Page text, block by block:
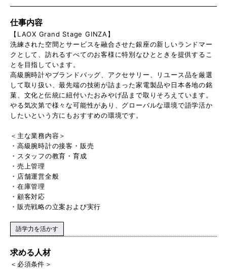
仕事内容
【LAOX Grand Stage GINZA】
洗練された空間とサービスを融合させた銀座の新しいランドマー
クとして、訪れるすべてのお客様に特別なひとときを提供するこ
とを目指しています。
高級腕時計やブランドバッグ、アクセサリー、リユース品を厳選
して取り扱い、最先端の技術が詰まった家電製品や日本各地の銘
菓、文化と伝統に紐付いたおみやげ品まで取りそろえています。
やる気次第で様々な可能性があり、グローバルな環境で語学活か
したいという方にもおすすめの環境です。
＜主な業務内容＞
・高級腕時計の接客・販売
・スタッフの教育・育成
・売上管理
・店舗運営全般
・在庫管理
・顧客対応
・販売戦略の立案および実行
語学力を活かす
求める人材
＜必須条件＞